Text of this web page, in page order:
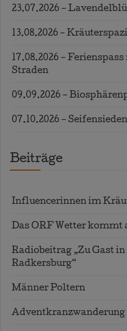
23.07.2026 –
13.08.2026 –
17.08.2026 –
Straden
09.09.2026 –
07.10.2026 – Seifensieden
Beiträge
Influencerinnen im
Das ORF Wetter kommt
Radiobeitrag „Zu Gast
Radkersburg“
Männer Poltern
Adventkranzwanderung